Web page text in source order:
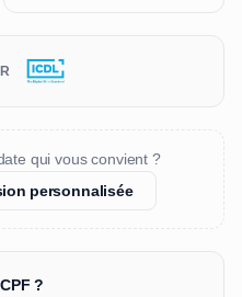
qui vous convient ?
personnalisée
?